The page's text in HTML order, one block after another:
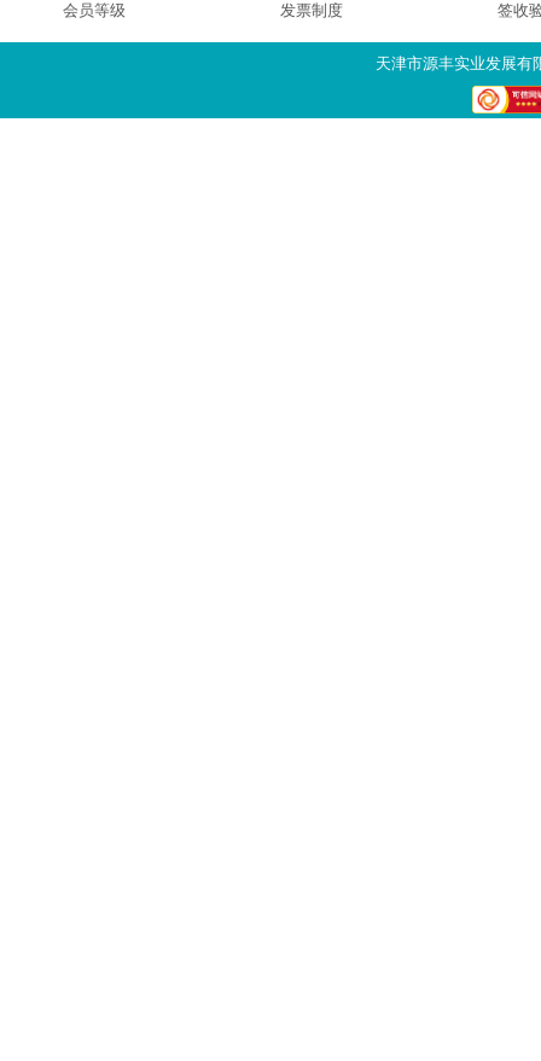
会员等级
发票制度
签收
天津市源丰实业发展